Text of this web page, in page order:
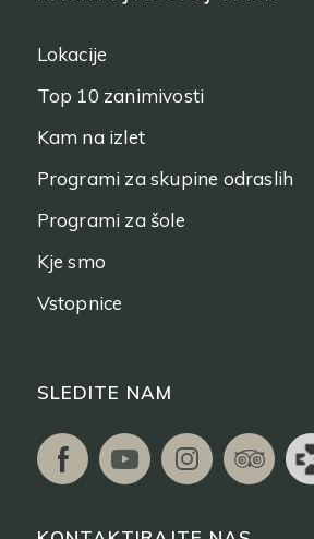
Lokacije
Top 10 zanimivosti
Kam na izlet
Programi za skupine odraslih
Programi za šole
Kje smo
Vstopnice
SLEDITE NAM